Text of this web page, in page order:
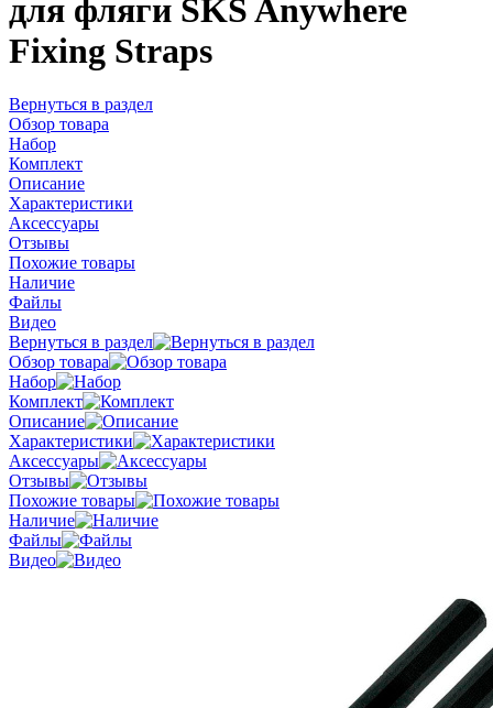
для фляги SKS Anywhere
Fixing Straps
Вернуться в раздел
Обзор товара
Набор
Комплект
Описание
Характеристики
Аксессуары
Отзывы
Похожие товары
Наличие
Файлы
Видео
Вернуться в раздел
Обзор товара
Набор
Комплект
Описание
Характеристики
Аксессуары
Отзывы
Похожие товары
Наличие
Файлы
Видео